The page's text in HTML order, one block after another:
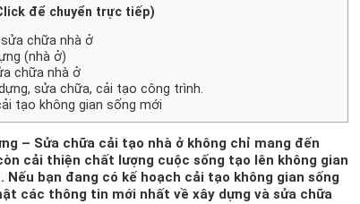
để chuyển trực tiếp)
chữa nhà ở
(nhà ở)
chữa nhà ở
sửa chữa, cải tạo công trình.
tạo không gian sống mới
– Sửa chữa cải tạo nhà ở không chỉ mang đến
cải thiện chất lượng cuộc sống tạo lên không gian
bạn đang có kế hoạch cải tạo không gian sống
các thông tin mới nhất về xây dựng và sửa chữa